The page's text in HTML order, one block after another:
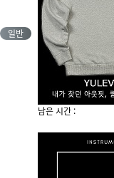
일반
남은 시간 :